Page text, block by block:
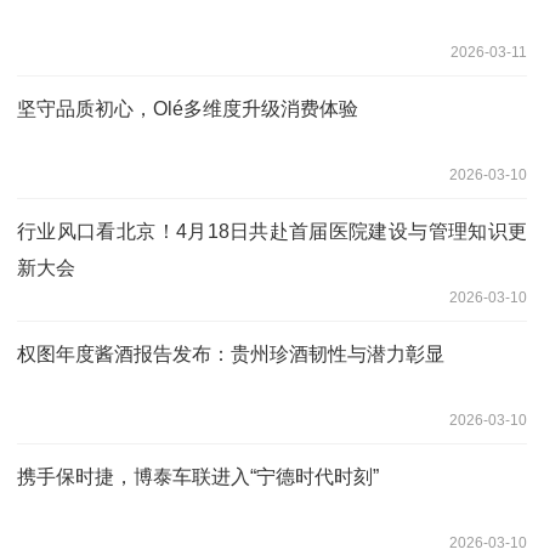
2026-03-11
坚守品质初心，Olé多维度升级消费体验
2026-03-10
行业风口看北京！4月18日共赴首届医院建设与管理知识更
新大会
2026-03-10
权图年度酱酒报告发布：贵州珍酒韧性与潜力彰显
2026-03-10
携手保时捷，博泰车联进入“宁德时代时刻”
2026-03-10